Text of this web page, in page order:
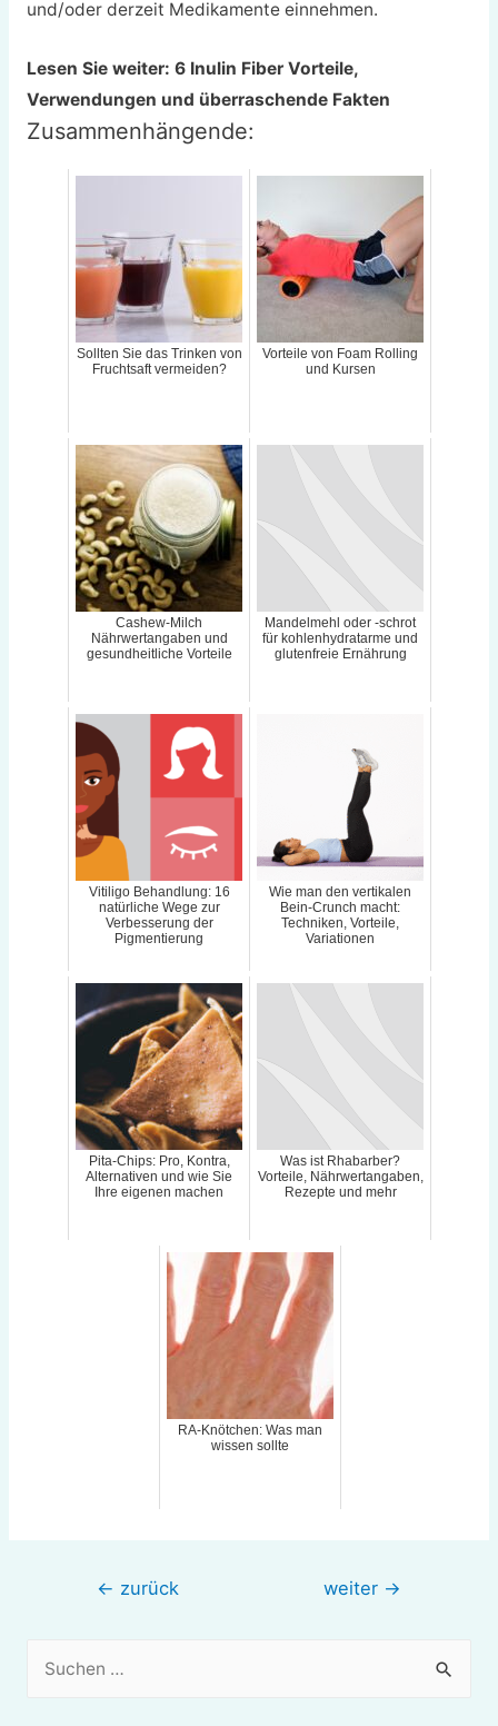
und/oder derzeit Medikamente einnehmen.
Lesen Sie weiter: 6 Inulin Fiber Vorteile,
Verwendungen und überraschende Fakten
Zusammenhängende:
Sollten Sie das Trinken von
Fruchtsaft vermeiden?
Vorteile von Foam Rolling
und Kursen
Cashew-Milch
Nährwertangaben und
gesundheitliche Vorteile
Mandelmehl oder -schrot
für kohlenhydratarme und
glutenfreie Ernährung
Vitiligo Behandlung: 16
natürliche Wege zur
Verbesserung der
Pigmentierung
Wie man den vertikalen
Bein-Crunch macht:
Techniken, Vorteile,
Variationen
Pita-Chips: Pro, Kontra,
Alternativen und wie Sie
Ihre eigenen machen
Was ist Rhabarber?
Vorteile, Nährwertangaben,
Rezepte und mehr
RA-Knötchen: Was man
wissen sollte
Beitragsnavigation
← zurück weiter →